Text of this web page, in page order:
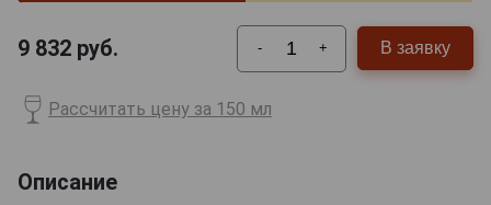
9 832 руб. - + В заявку
Рассчитать цену за 150 мл
Описание